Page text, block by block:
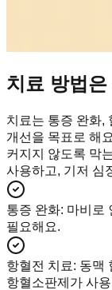
치료 방법
치료는 통증 완화,
개선을 목표로 해
커지지 않도록 막
사용하고, 기저 심
통증 완화: 마비로
필요해요.
항혈전 치료: 동맥
항혈소판제가 사